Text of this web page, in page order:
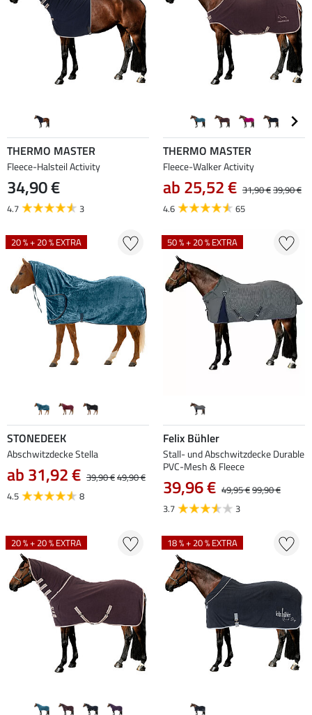
THERMO MASTER
Fleece-Halsteil Activity
34,90 €
4.7 3
THERMO MASTER
Fleece-Walker Activity
ab 25,52 € 31,90 €39,90 €
4.6
65
20 % + 20 % EXTRA
STONEDEEK
Abschwitzdecke Stella
ab 31,92 € 39,90 €49,90 €
4.5
8
50 % + 20 % EXTRA
Felix Bühler
Stall- und Abschwitzdecke Durable
PVC-Mesh & Fleece
39,96 € 49,95 €99,90 €
3.7
3
20 % + 20 % EXTRA 18 % + 20 % EXTRA